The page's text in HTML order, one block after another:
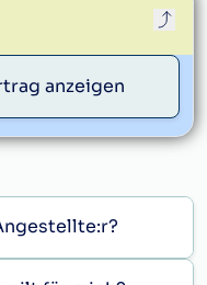
anzeigen